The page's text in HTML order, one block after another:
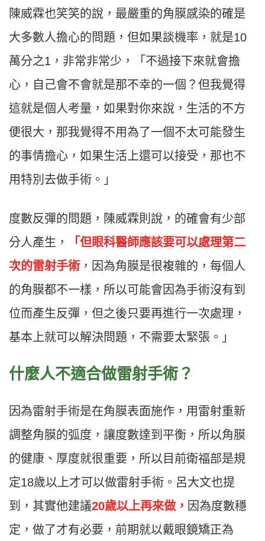
陳威霖也笑笑的說，最嚴重的角膜感染的確是
大多數人擔心的問題，但如果談機率，就是10
萬分之1，非常非常少，「不過接下來就會擔
心，自己會不會就是那不幸的一個？但我覺得
這就是個人考量，如果對你來說，生活的不方
便很大，那我覺得不用為了一個不太可能發生
的事情擔心，如果生活上還可以接受，那也不
用特別去做手術。」
度數反彈的問題，陳威霖則說，的確會有少部
分人產生，
「但眼科醫師應該要可以處理第二
次的雷射手術 ，因為角膜是很複雜的，每個人
的角膜都不一樣，所以可能會因為手術沒有到
位而產生反彈，但之後只要再進行一次處理，
基本上就可以解決問題，不需要太緊張。」
什麼人不適合做雷射手術？
因為雷射手術是在角膜表面施作，用雷射重新
調整角膜的弧度，讓度數達到平衡，所以角膜
的健康、厚度就很重要，所以目前衛福部是規
定18歲以上才可以做雷射手術。呂大文也提
到，其實他建議20歲以上再來做， 因為度數穩
定，做了才有必要，前期就以戴眼鏡矯正為